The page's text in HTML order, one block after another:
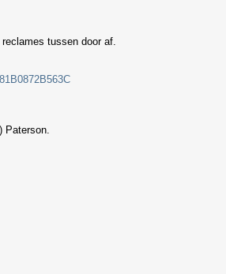
tussen door af.
Paterson.